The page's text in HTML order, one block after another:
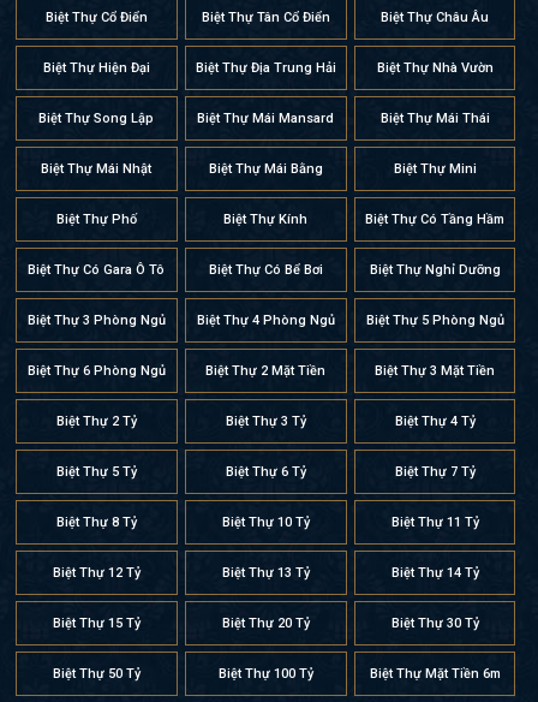
Biệt Thự Cổ Điển Biệt Thự Tân Cổ Điển Biệt Thự Châu Âu
Biệt Thự Hiện Đại Biệt Thự Địa Trung Hải Biệt Thự Nhà Vườn
Biệt Thự Song Lập Biệt Thự Mái Mansard Biệt Thự Mái Thái
Biệt Thự Mái Nhật Biệt Thự Mái Bằng Biệt Thự Mini
Biệt Thự Phố Biệt Thự Kính Biệt Thự Có Tầng Hầm
Biệt Thự Có Gara Ô Tô Biệt Thự Có Bể Bơi Biệt Thự Nghỉ Dưỡng
Biệt Thự 3 Phòng Ngủ Biệt Thự 4 Phòng Ngủ Biệt Thự 5 Phòng Ngủ
Biệt Thự 6 Phòng Ngủ Biệt Thự 2 Mặt Tiền Biệt Thự 3 Mặt Tiền
Biệt Thự 2 Tỷ Biệt Thự 3 Tỷ Biệt Thự 4 Tỷ
Biệt Thự 5 Tỷ Biệt Thự 6 Tỷ Biệt Thự 7 Tỷ
Biệt Thự 8 Tỷ Biệt Thự 10 Tỷ Biệt Thự 11 Tỷ
Biệt Thự 12 Tỷ Biệt Thự 13 Tỷ Biệt Thự 14 Tỷ
Biệt Thự 15 Tỷ Biệt Thự 20 Tỷ Biệt Thự 30 Tỷ
Biệt Thự 50 Tỷ Biệt Thự 100 Tỷ Biệt Thự Mặt Tiền 6m